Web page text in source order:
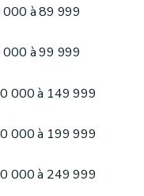
000 à 89 999
000 à 99 999
000 à 149 999
000 à 199 999
000 à 249 999